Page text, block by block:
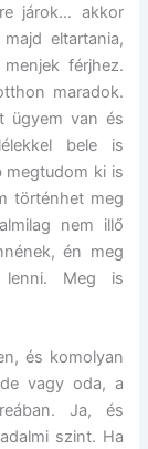
járok… akkor
eltartania,
férjhez.
maradok.
ügyem van és
bele is
megtudom ki is
történhet meg
nem illő
én meg
lenni. Meg is
és komolyan
vagy oda, a
Ja, és
szint. Ha